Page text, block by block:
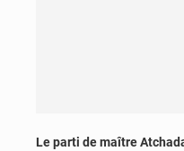
Le parti de maître